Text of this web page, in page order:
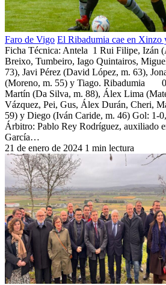
Faro de Vigo El Ribadumia cae en Xinzo
Ficha Técnica: Antela 1 Rui Filipe, Izán
Breixo, Tumbeiro, Iago Quintairos,
73), Javi Pérez (David López, m. 63),
(Moreno, m. 55) y Tiago. Ribadumia 0
Martín (Da Silva, m. 88), Álex Lima
Vázquez, Pei, Gus, Álex Durán, Cheri,
59) y Diego (Iván Caride, m. 46) Gol: 1-
Árbitro: Pablo Rey Rodríguez, auxiliado
García…
21 de enero de 2024 1 min lectura